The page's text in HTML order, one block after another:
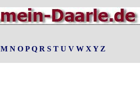
M N O P Q R S T U V W X Y Z